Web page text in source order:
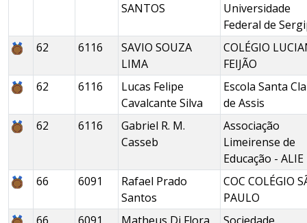
SANTOS
Universidade
Federal de
62
6116
SAVIO SOUZA
LIMA
COLÉGIO
FEIJÃO
62
6116
Lucas Felipe
Cavalcante Silva
Escola Santa
de Assis
62
6116
Gabriel R. M.
Casseb
Associação
Limeirense de
Educação - ALIE
66
6091
Rafael Prado
Santos
COC COLÉGIO
PAULO